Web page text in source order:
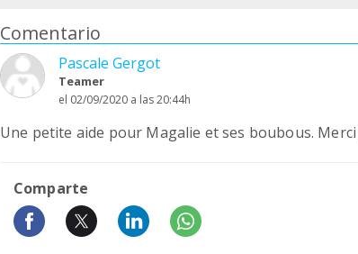
Comentario
Pascale Gergot
Teamer
el 02/09/2020 a las 20:44h
Une petite aide pour Magalie et ses boubous.
Comparte